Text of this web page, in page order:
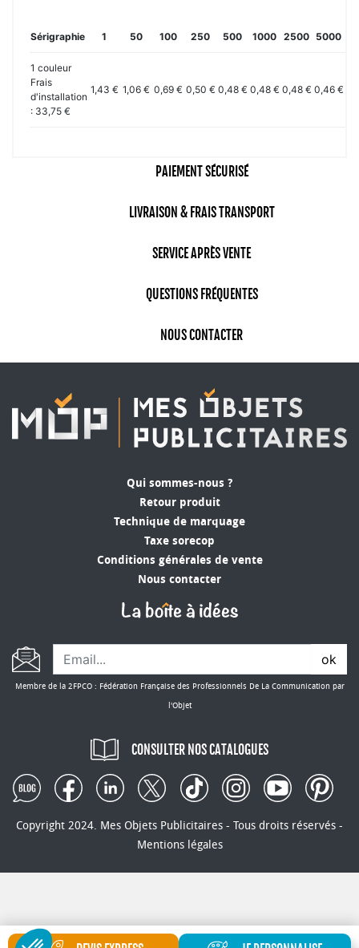
Sérigraphie 1 50 100 250 500 1000 2500 5000
1 couleur
Frais
d'installation
: 33,75 €
1,43 € 1,06 € 0,69 € 0,50 € 0,48 € 0,48 € 0,48 € 0,46 €
PAIEMENT SÉCURISÉ
LIVRAISON & FRAIS TRANSPORT
SERVICE APRÈS VENTE
QUESTIONS FRÉQUENTES
NOUS CONTACTER
Qui sommes-nous ?
Retour produit
Technique de marquage
Taxe sorecop
Conditions générales de vente
Nous contacter
ok
Membre de la 2FPCO : Fédération Française des Professionnels De La Communication par
l'Objet
CONSULTER NOS CATALOGUES
Copyright 2024. Mes Objets Publicitaires - Tous droits réservés -
Mentions légales